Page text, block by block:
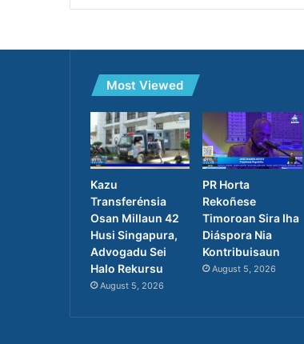
Most Viewed
Kazu
Transferénsia
Osan Millaun 42
Husi Singapura,
Advogadu Sei
Halo Rekursu
August 5, 2026
PR Horta
Rekoñese
Timoroan Sira Iha
Diáspora Nia
Kontribuisaun
August 5, 2026